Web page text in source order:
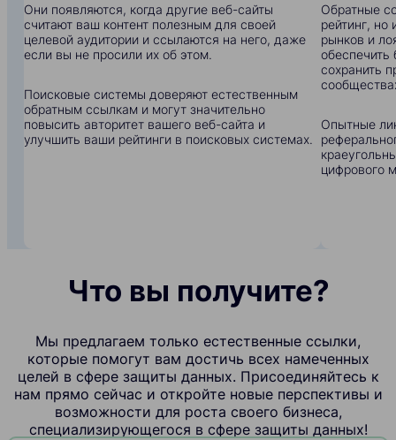
Они появляются, когда другие веб-сайты
считают ваш контент полезным для своей
целевой аудитории и ссылаются на него, даже
если вы не просили их об этом.
Поисковые системы доверяют естественным
обратным ссылкам и могут значительно
повысить авторитет вашего веб-сайта и
улучшить ваши рейтинги в поисковых системах.
Обратные
рейтинг,
рынков и
сохранить
Опытные
цифрового
Что вы получите?
Мы предлагаем только естественные ссылки,
которые помогут вам достичь всех намеченных
целей в сфере защиты данных. Присоединяйтесь к
нам прямо сейчас и откройте новые перспективы и
возможности для роста своего бизнеса,
специализирующегося в сфере защиты данных!